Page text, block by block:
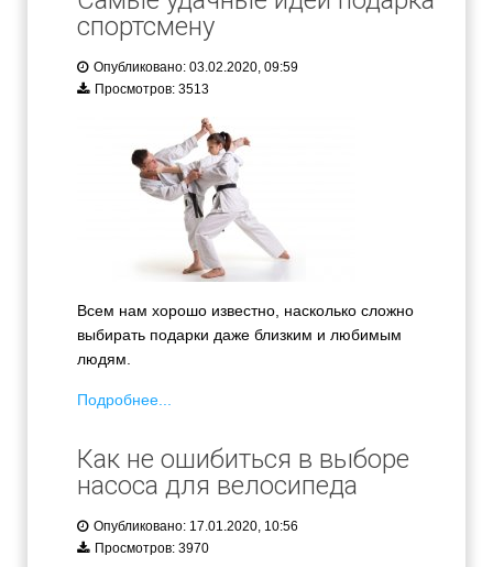
спортсмену
Опубликовано: 03.02.2020, 09:59
Просмотров: 3513
Всем нам хорошо известно, насколько сложно
выбирать подарки даже близким и любимым
людям.
Подробнее...
Как не ошибиться в выборе
насоса для велосипеда
Опубликовано: 17.01.2020, 10:56
Просмотров: 3970